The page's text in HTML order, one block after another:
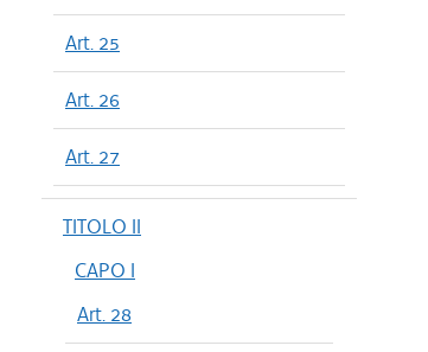
Art. 25
Art. 26
Art. 27
TITOLO II
CAPO I
Art. 28